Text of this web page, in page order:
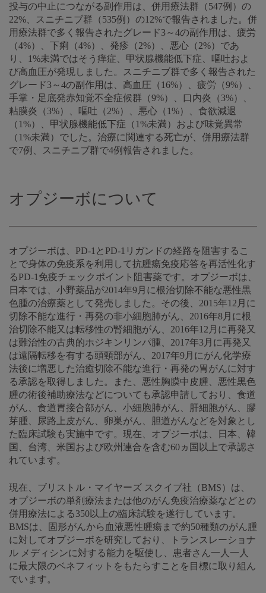
投与の中止につながる副作用は、併用療法群（547例）の
22%、スニチニブ群（535例）の12%で報告されました。併
用療法群で多く報告されたグレード3～4の副作用は、疲労
（4%）、下痢（4%）、発疹（2%）、悪心（2%）であ
り、1%未満ではそう痒症、甲状腺機能低下症、嘔吐およ
び高血圧が発現しました。スニチニブ群で多く報告された
グレード3～4の副作用は、高血圧（16%）、疲労（9%）、
手掌・足底発赤知覚不全症候群（9%）、口内炎（3%）、
粘膜炎（3%）、嘔吐（2%）、悪心（1%）、食欲減退
（1%）、甲状腺機能低下症（1%未満）および味覚異常
（1%未満）でした。治療に関連する死亡が、併用療法群
で7例、スニチニブ群で4例報告されました。
オプジーボについて
オプジーボは、PD-1とPD-1リガンドの経路を阻害するこ
とで身体の免疫系を利用して抗腫瘍免疫応答を再活性化す
るPD-1免疫チェックポイント阻害薬です。オプジーボは、
日本では、小野薬品が2014年9月に根治切除不能な悪性黒
色腫の治療薬として発売しました。その後、2015年12月に
切除不能な進行・再発の非小細胞肺がん、2016年8月に根
治切除不能又は転移性の腎細胞がん、2016年12月に再発又
は難治性の古典的ホジキンリンパ腫、2017年3月に再発又
は遠隔転移を有する頭頸部がん、2017年9月にがん化学療
法後に増悪した治癒切除不能な進行・再発の胃がんに対す
る承認を取得しました。また、悪性胸膜中皮腫、悪性黒色
腫の術後補助療法などについても承認申請しており、食道
がん、食道胃接合部がん、小細胞肺がん、肝細胞がん、膠
芽腫、尿路上皮がん、卵巣がん、胆道がんなどを対象とし
た臨床試験も実施中です。現在、オプジーボは、日本、韓
国、台湾、米国および欧州連合を含む60ヵ国以上で承認さ
れています。
現在、ブリストル・マイヤーズ スクイブ社（BMS）は、
オプジーボの単剤療法または他のがん免疫治療薬などとの
併用療法による350以上の臨床試験を遂行しています。
BMSは、固形がんから血液悪性腫瘍まで約50種類のがん腫
に対してオプジーボを研究しており、トランスレーショナ
ル メディシンに対する能力を駆使し、患者さん一人一人
に最大限のベネフィットをもたらすことを目標に取り組ん
でいます。